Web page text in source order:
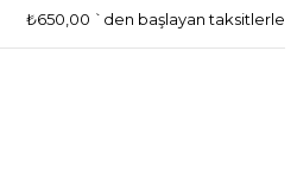
₺650,00 `den başlayan taksitlerle